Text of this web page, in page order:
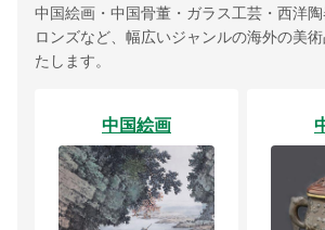
中国絵画・中国骨董・ガラス工芸・西洋
ロンズなど、幅広いジャンルの海外の美
たします。
中国絵画